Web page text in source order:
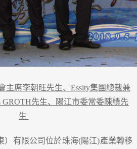
主席李朝旺先生、 Essity集團總裁兼
GROTH先生、陽江市委常委陳績先
生
）有限公司位於珠海(陽江)產業轉移